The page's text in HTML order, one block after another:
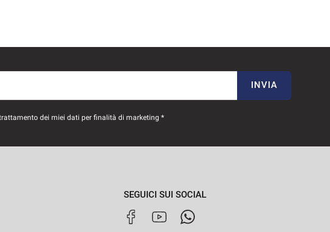
INVIA
dei miei dati per finalità di marketing *
SEGUICI SUI SOCIAL